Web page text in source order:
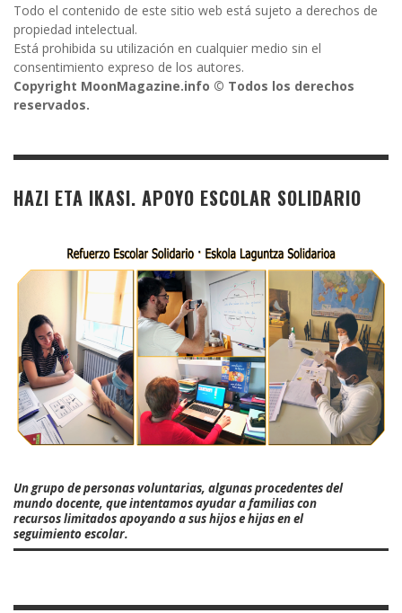
Todo el contenido de este sitio web está sujeto a derechos de
propiedad intelectual.
Está prohibida su utilización en cualquier medio sin el
consentimiento expreso de los autores.
Copyright MoonMagazine.info © Todos los derechos
reservados.
HAZI ETA IKASI. APOYO ESCOLAR SOLIDARIO
Un grupo de personas voluntarias, algunas procedentes del
mundo docente, que intentamos ayudar a familias con
recursos limitados apoyando a sus hijos e hijas en el
seguimiento escolar.